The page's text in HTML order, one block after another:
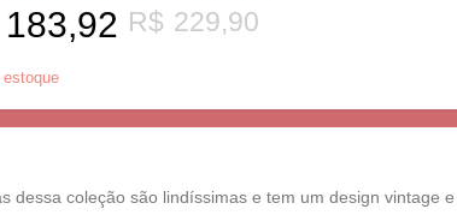
R$ 229,90
183,92
estoque
dessa coleção são lindíssimas e tem um design vintage e